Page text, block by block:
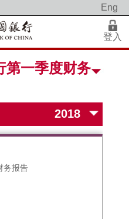
Eng
登入
第一季度财务
务报告